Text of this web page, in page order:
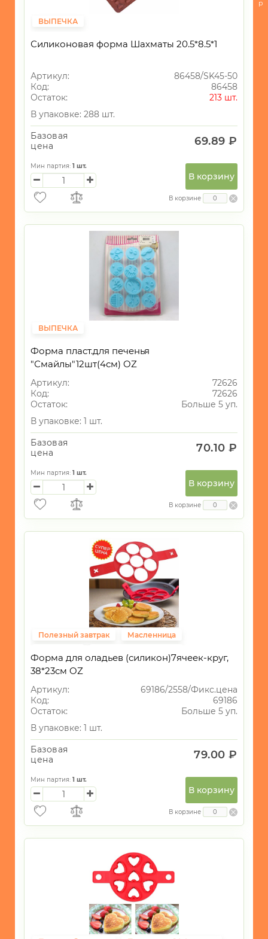
принадлежности
Хранение
БЫТОВАЯ
ТЕХНИКА
ИГРУШКИ
ИНТЕРЬЕР
СУВЕНИРЫ
ХОЗЯЙСТВЕННЫЕ
ТОВАРЫ
ТУРИЗМА
ПИКНИКА
МОРСКАЯ
ТЕМАТИКА
ОГОРОД
Новогодний
ассортимент
ВЫПЕЧКА
Силиконовая форма Шахматы 20.5*8.5*1
Артикул:
86458/SK45-50
Код:
86458
Остаток:
213 шт.
В упаковке: 288 шт.
Базовая
цена
69.89 ₽
Мин партия: 1 шт.
В корзину
В корзине
ВЫПЕЧКА
Форма пласт.для печенья
"Смайлы"12шт(4см) OZ
Артикул:
72626
Код:
72626
Остаток:
Больше 5 уп.
В упаковке: 1 шт.
Базовая
цена
70.10 ₽
Мин партия: 1 шт.
В корзину
В корзине
Полезный завтрак
Масленница
Форма для оладьев (силикон)7ячеек-круг,
38*23см OZ
Артикул:
69186/2558/Фикс.цена
Код:
69186
Остаток:
Больше 5 уп.
В упаковке: 1 шт.
Базовая
цена
79.00 ₽
Мин партия: 1 шт.
В корзину
В корзине
р